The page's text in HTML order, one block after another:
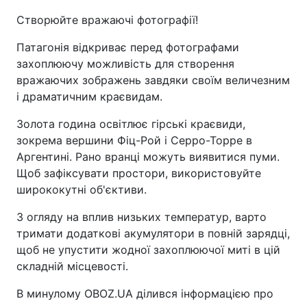
Створюйте вражаючі фотографії!
Патагонія відкриває перед фотографами
захоплюючу можливість для створення
вражаючих зображень завдяки своїм величезним
і драматичним краєвидам.
Золота година освітлює гірські краєвиди,
зокрема вершини Фіц-Рой і Серро-Торре в
Аргентині. Рано вранці можуть виявитися пуми.
Щоб зафіксувати простори, використовуйте
ширококутні об'єктиви.
З огляду на вплив низьких температур, варто
тримати додаткові акумулятори в повній зарядці,
щоб не упустити жодної захоплюючої миті в цій
складній місцевості.
В минулому OBOZ.UA ділився інформацією про